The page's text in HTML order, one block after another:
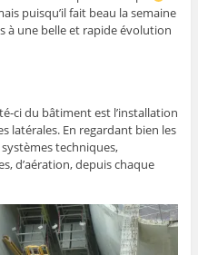
puisqu’il fait beau la semaine
à une belle et rapide évolution
ci du bâtiment est l’installation
latérales. En regardant bien les
techniques,
d’aération, depuis chaque